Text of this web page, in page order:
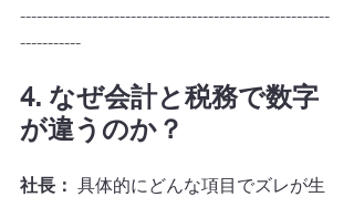
--------------------------------------------------------
-----------
4. なぜ会計と税務で数字
が違うのか？
社長： 具体的にどんな項目でズレが生